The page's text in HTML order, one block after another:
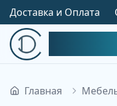
Доставка и Оплата
Главная